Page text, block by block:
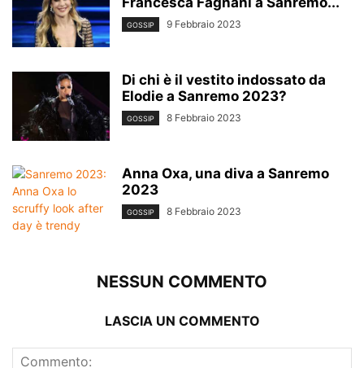
GOSSIP 9 Febbraio 2023
Di chi è il vestito indossato da
Elodie a Sanremo 2023?
GOSSIP 8 Febbraio 2023
Anna Oxa, una diva a Sanremo
2023
GOSSIP 8 Febbraio 2023
NESSUN COMMENTO
LASCIA UN COMMENTO